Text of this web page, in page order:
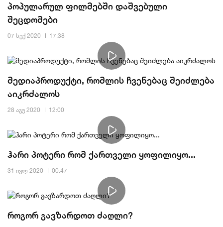
პოპულარულ ფილმებში დაშვებული
შეცდომები
07 სექ 2020 17:38
მედიაპროდუქტი, რომლის ჩვენებაც შეიძლება
აიკრძალოს
28 აგვ 2020 12:00
ჰარი პოტერი რომ ქართველი ყოფილიყო...
31 ივლ 2020 00:47
როგორ გავზარდოთ ძაღლი?